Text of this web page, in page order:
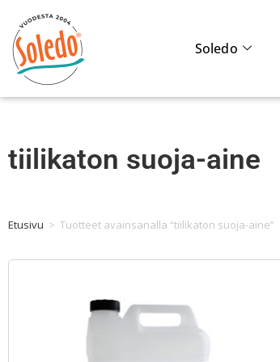
Soledo
tiilikaton suoja-aine
Etusivu > Tuotteet avainsanalla “tiilikaton suoja-aine”